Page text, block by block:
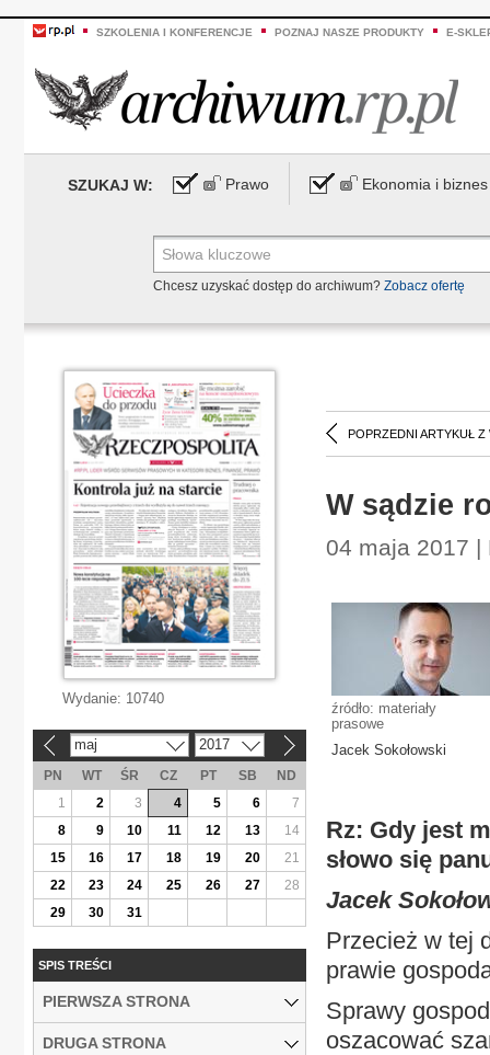
SZKOLENIA I KONFERENCJE POZNAJ NASZE PRODUKTY E-
SZUKAJ W: Prawo Ekonomia i biznes
Chcesz uzyskać dostęp do archiwum? Zobacz ofertę
POPRZEDNI ARTYKUŁ Z
W sądzie
04 maja 2017 |
źródło: materiały
prasowe
Jacek Sokołowski
Rz: Gdy jest
słowo się
Jacek
Przecież w tej
prawie
Sprawy
oszacować
Wydanie: 10740
maj 2017
PN WT ŚR CZ PT SB
ND
1
2 3 4 5 6
7
8
9 10 11 12 13
14
15
16 17 18 19 20
21
22
23 24 25 26 27
28
29
30 31
SPIS TREŚCI
PIERWSZA STRONA
DRUGA STRONA